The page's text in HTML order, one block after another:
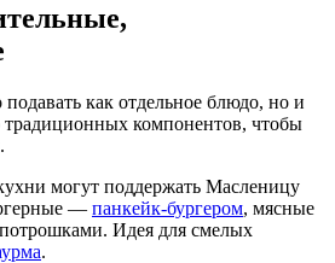
как отдельное блюдо, но и
традиционных компонентов, чтобы
могут поддержать Масленицу
— панкейк-бургером, мясные
Идея для смелых
.